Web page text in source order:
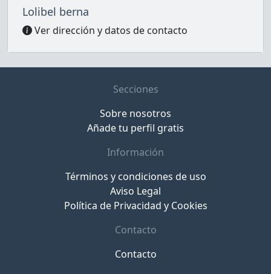
Lolibel berna
Ver dirección y datos de contacto
Secciones
Sobre nosotros
Añade tu perfil gratis
Información
Términos y condiciones de uso
Aviso Legal
Política de Privacidad y Cookies
Contacto
Contacto